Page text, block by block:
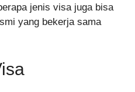
jenis visa juga bisa
yang bekerja sama